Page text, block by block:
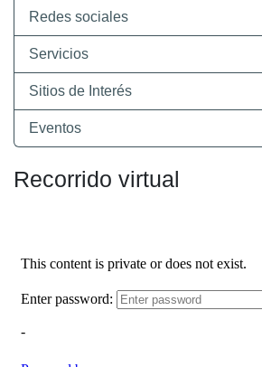
Redes sociales
Servicios
Sitios de Interés
Eventos
Recorrido virtual